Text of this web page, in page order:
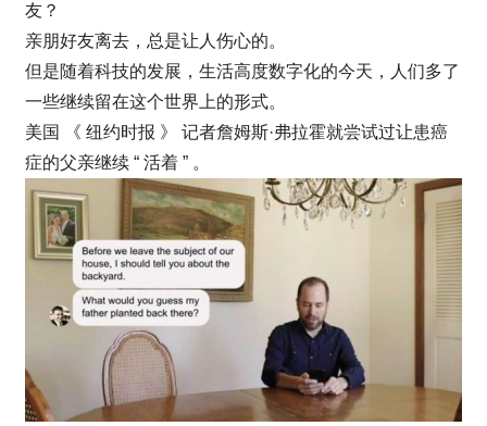
友？
亲朋好友离去，总是让人伤心的。
但是随着科技的发展，生活高度数字化的今天，人们多了
一些继续留在这个世界上的形式。
美国 《 纽约时报 》 记者詹姆斯·弗拉霍就尝试过让患癌
症的父亲继续 “ 活着 ” 。